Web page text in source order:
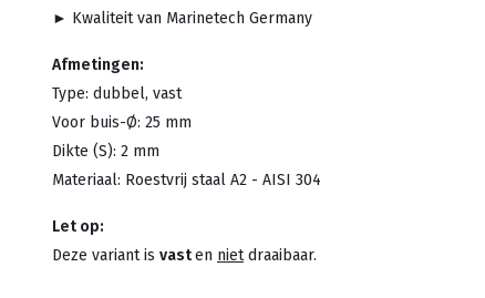
► Kwaliteit van Marinetech Germany
Afmetingen:
Type: dubbel, vast
Voor buis-Ø: 25 mm
Dikte (S): 2 mm
Materiaal: Roestvrij staal A2 - AISI 304
Let op:
Deze variant is vasten nietdraaibaar.